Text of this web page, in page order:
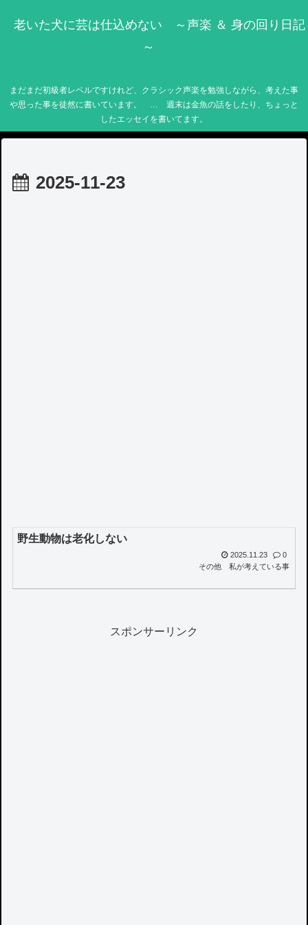
老いた犬に芸は仕込めない ～声楽 ＆ 身の回り日記
～
まだまだ初級者レベルですけれど、クラシック声楽を勉強しながら、考えた事
や思った事を徒然に書いています。 … 週末は金魚の話をしたり、ちょっと
したエッセイを書いてます。
2025-11-23
野生動物は老化しない
2025.11.23
0
その他
私が考えている事
スポンサーリンク